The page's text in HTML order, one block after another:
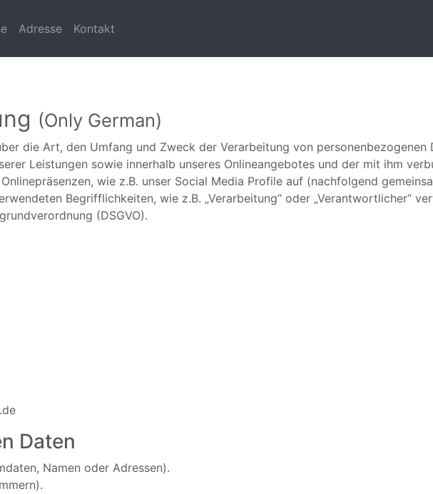
Adresse Kontakt
(Only German)
die Art, den Umfang und Zweck der Verarbeitung von personenbezogenen
Leistungen sowie innerhalb unseres Onlineangebotes und der mit ihm
wie z.B. unser Social Media Profile auf (nachfolgend
Begrifflichkeiten, wie z.B. „Verarbeitung“ oder „Verantwortlicher“
(DSGVO).
Daten
Namen oder Adressen).